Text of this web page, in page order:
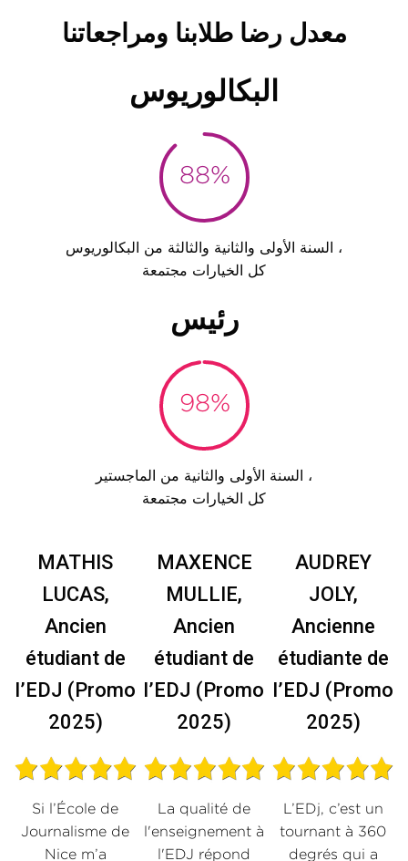
معدل رضا طلابنا ومراجعاتنا
البكالوريوس
91%
السنة الأولى والثانية والثالثة من البكالوريوس ،
كل الخيارات مجتمعة
رئيس
98%
السنة الأولى والثانية من الماجستير ،
كل الخيارات مجتمعة
MATHIS
LUCAS,
Ancien
étudiant de
l’EDJ (Promo
2025)
Si l’École de
Journalisme de
Nice m’a
MAXENCE
MULLIE,
Ancien
étudiant de
l’EDJ (Promo
2025)
La qualité de
l'enseignement à
l'EDJ répond
AUDREY
JOLY,
Ancienne
étudiante de
l’EDJ (Promo
2025)
L’EDj, c’est un
tournant à 360
degrés qui a